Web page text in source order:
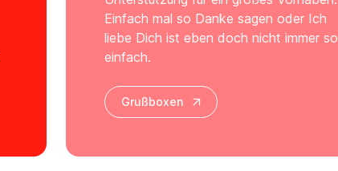
Einfach mal so Danke sagen oder Ich
liebe Dich ist eben doch nicht immer so
einfach.
Grußboxen